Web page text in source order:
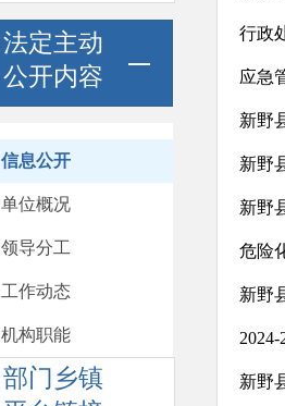
法定主动
公开内容
信息公开
单位概况
领导分工
工作动态
机构职能
部门乡镇
行政
应急
新野
新野
新野
危险
新野
新野